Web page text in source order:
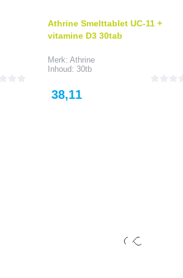
Athrine Smelttablet UC-11 +
vitamine D3 30tab
Merk: Athrine
Inhoud: 30tb
Prijs
38,11